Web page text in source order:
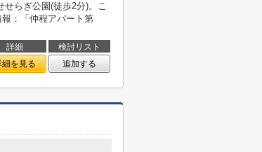
らぎ公園(徒歩2分)。こ
：「仲程アパート第
詳細
検討リスト
細を見る 追加する